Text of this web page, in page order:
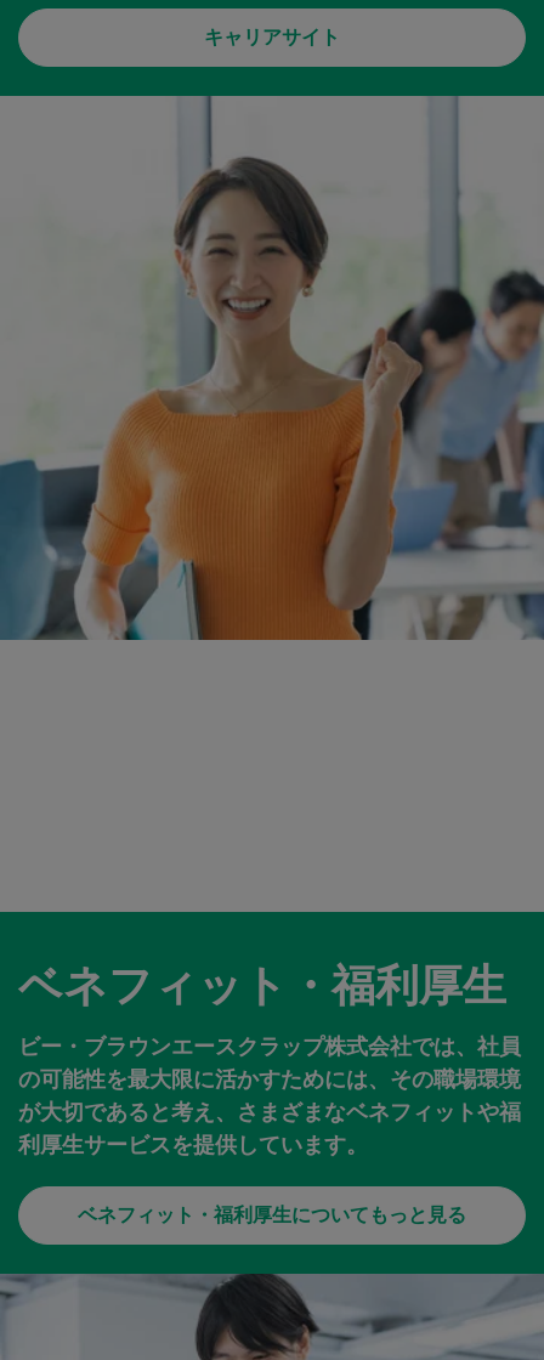
キャリアサイト
ベネフィット・福利厚生
ビー・ブラウンエースクラップ株式会社では、社員
の可能性を最大限に活かすためには、その職場環境
が大切であると考え、さまざまなベネフィットや福
利厚生サービスを提供しています。
ベネフィット・福利厚生についてもっと見る